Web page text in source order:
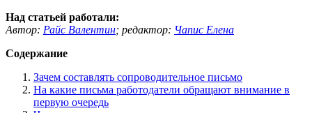
Над статьей работали:
Автор: Райс Валентин; редактор: Чапис Елена
Содержание
Зачем составлять сопроводительное письмо
На какие письма работодатели обращают внимание в
первую очередь